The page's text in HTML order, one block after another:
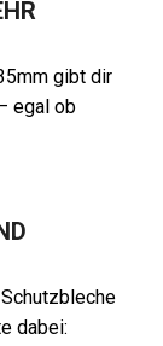
gibt dir
egal ob
dabei: